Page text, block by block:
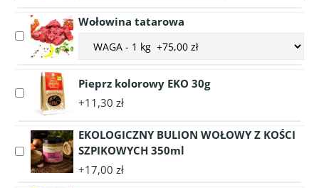
wołowy
variant
Rostbef
wołowy
Select
accessory
tatarowa
Wołowina tatarowa
Choose
accessory
Wołowina
tatarowa
Select
accessory
kolorowy
EKO
30g
Pieprz kolorowy EKO 30g
+11,30 zł
Select
accessory
EKOLOGICZNY BULION WOŁOWY Z KOŚCI
SZPIKOWYCH 350ml
+17,00 zł